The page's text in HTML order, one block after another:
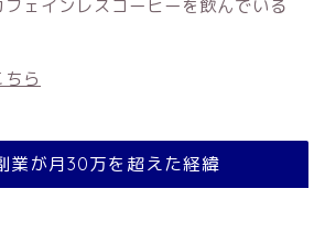
ェインレスコーヒーを飲んでいる
ら
業が月30万を超えた経緯